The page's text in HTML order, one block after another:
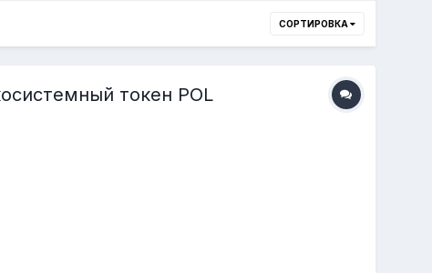
СОРТИРОВКА
токен POL